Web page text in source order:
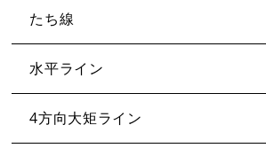
たち線
水平ライン
4方向大矩ライン